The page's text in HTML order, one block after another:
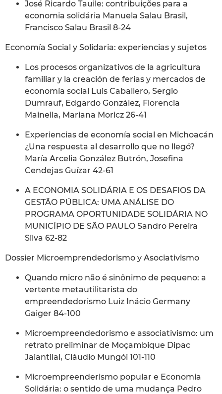
José Ricardo Tauile: contribuições para a
economia solidária Manuela Salau Brasil,
Francisco Salau Brasil 8-24
Economía Social y Solidaria: experiencias y sujetos
Los procesos organizativos de la agricultura
familiar y la creación de ferias y mercados de
economía social Luis Caballero, Sergio
Dumrauf, Edgardo González, Florencia
Mainella, Mariana Moricz 26-41
Experiencias de economía social en Michoacán
¿Una respuesta al desarrollo que no llegó?
María Arcelia González Butrón, Josefina
Cendejas Guízar 42-61
A ECONOMIA SOLIDÁRIA E OS DESAFIOS DA
GESTÃO PÚBLICA: UMA ANÁLISE DO
PROGRAMA OPORTUNIDADE SOLIDÁRIA NO
MUNICÍPIO DE SÃO PAULO Sandro Pereira
Silva 62-82
Dossier Microemprendedorismo y Asociativismo
Quando micro não é sinônimo de pequeno: a
vertente metautilitarista do
empreendedorismo Luiz Inácio Germany
Gaiger 84-100
Microempreendedorismo e associativismo: um
retrato preliminar de Moçambique Dipac
Jaiantilal, Cláudio Mungói 101-110
Microempreenderismo popular e Economia
Solidária: o sentido de uma mudança Pedro